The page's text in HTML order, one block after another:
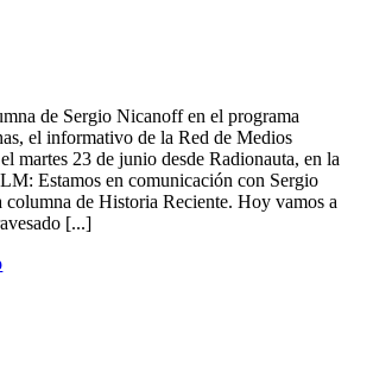
de Sergio Nicanoff en el programa
el informativo de la Red de Medios
martes 23 de junio desde Radionauta, en la
Estamos en comunicación con Sergio
de Historia Reciente. Hoy vamos a
[...]